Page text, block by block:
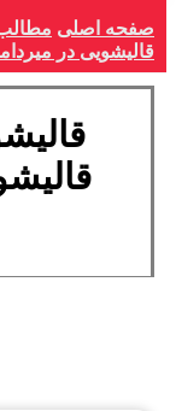
صفحه اصلی
قالیشویی در